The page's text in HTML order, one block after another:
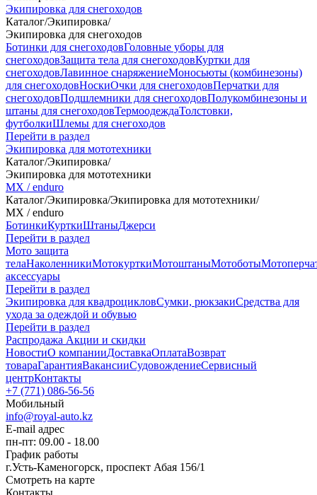
Экипировка для снегоходов
Каталог/Экипировка/
Экипировка для снегоходов
Ботинки для снегоходовГоловные уборы для
снегоходовЗащита тела для снегоходовКуртки для
снегоходовЛавинное снаряжениеМоносьюты (комбинезоны)
для снегоходовНоскиОчки для снегоходовПерчатки для
снегоходовПодшлемники для снегоходовПолукомбинезоны и
штаны для снегоходовТермоодеждаТолстовки,
футболкиШлемы для снегоходов
Перейти в раздел
Экипировка для мототехники
Каталог/Экипировка/
Экипировка для мототехники
MX / enduro
Каталог/Экипировка/Экипировка для мототехники/
MX / enduro
БотинкиКурткиШтаныДжерси
Перейти в раздел
Мото защита
телаНаколенникиМотокурткиМотоштаныМотоботы
аксессуары
Перейти в раздел
Экипировка для квадроцикловСумки, рюкзакиСредства для
ухода за одеждой и обувью
Перейти в раздел
Распродажа Акции и скидки
НовостиО компанииДоставкаОплатаВозврат
товараГарантияВакансииСудовождениеСервисный
центрКонтакты
+7 (771) 086-56-56
Мобильный
info@royal-auto.kz
E-mail адрес
пн-пт: 09.00 - 18.00
График работы
г.Усть-Каменогорск, проспект Абая 156/1
Смотреть на карте
Контакты